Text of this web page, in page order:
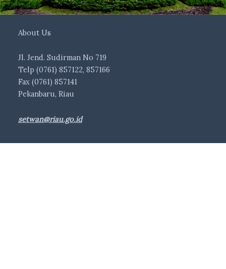
About Us
Jl. Jend. Sudirman No 719
Telp (0761) 857122, 857166
Fax (0761) 857141
Pekanbaru, Riau
setwan@riau.go.id